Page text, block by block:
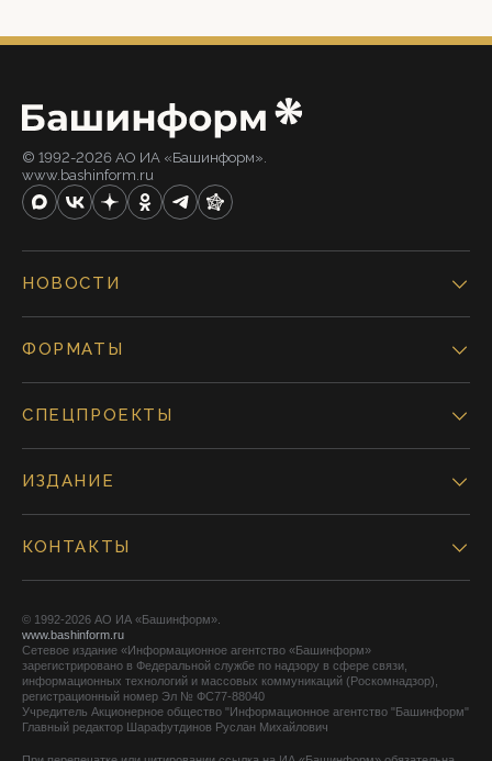
© 1992-2026 АО ИА «Башинформ».
www.bashinform.ru
НОВОСТИ
ФОРМАТЫ
СПЕЦПРОЕКТЫ
ИЗДАНИЕ
КОНТАКТЫ
© 1992-2026 АО ИА «Башинформ».
www.bashinform.ru
Сетевое издание «Информационное агентство «Башинформ»
зарегистрировано в Федеральной службе по надзору в сфере связи,
информационных технологий и массовых коммуникаций (Роскомнадзор),
регистрационный номер Эл № ФС77-88040
Учредитель Акционерное общество "Информационное агентство "Башинформ"
Главный редактор Шарафутдинов Руслан Михайлович